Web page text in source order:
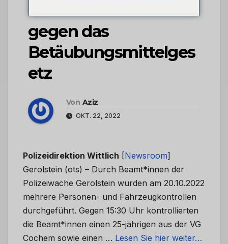
POL-PDWIL: Verstöße
gegen das
Betäubungsmittelges
etz
Von Aziz
OKT. 22, 2022
Polizeidirektion Wittlich [Newsroom]
Gerolstein (ots) – Durch Beamt*innen der
Polizeiwache Gerolstein wurden am 20.10.2022
mehrere Personen- und Fahrzeugkontrollen
durchgeführt. Gegen 15:30 Uhr kontrollierten
die Beamt*innen einen 25-jährigen aus der VG
Cochem sowie einen … Lesen Sie hier weiter…